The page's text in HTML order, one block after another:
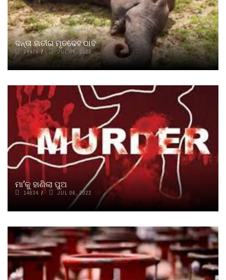
ଦନ୍ତା ହାତୀର ମୃତଦେହ ଠାବ
14479 JUL 06, 2022
ମା’କୁ ହାଣିଲା ପୁଅ
14634 JUL 06, 2022